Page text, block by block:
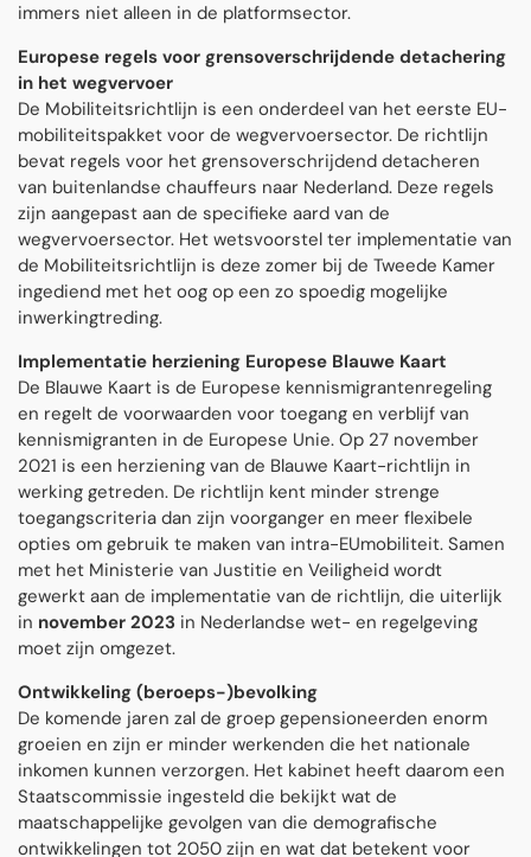
immers niet alleen in de platformsector.
Europese regels voor grensoverschrijdende detachering
in het wegvervoer
De Mobiliteitsrichtlijn is een onderdeel van het eerste EU-
mobiliteitspakket voor de wegvervoersector. De richtlijn
bevat regels voor het grensoverschrijdend detacheren
van buitenlandse chauffeurs naar Nederland. Deze regels
zijn aangepast aan de specifieke aard van de
wegvervoersector. Het wetsvoorstel ter implementatie van
de Mobiliteitsrichtlijn is deze zomer bij de Tweede Kamer
ingediend met het oog op een zo spoedig mogelijke
inwerkingtreding.
Implementatie herziening Europese Blauwe Kaart
De Blauwe Kaart is de Europese kennismigrantenregeling
en regelt de voorwaarden voor toegang en verblijf van
kennismigranten in de Europese Unie. Op 27 november
2021 is een herziening van de Blauwe Kaart-richtlijn in
werking getreden. De richtlijn kent minder strenge
toegangscriteria dan zijn voorganger en meer flexibele
opties om gebruik te maken van intra-EUmobiliteit. Samen
met het Ministerie van Justitie en Veiligheid wordt
gewerkt aan de implementatie van de richtlijn, die uiterlijk
in november 2023 in Nederlandse wet- en regelgeving
moet zijn omgezet.
Ontwikkeling (beroeps-)bevolking
De komende jaren zal de groep gepensioneerden enorm
groeien en zijn er minder werkenden die het nationale
inkomen kunnen verzorgen. Het kabinet heeft daarom een
Staatscommissie ingesteld die bekijkt wat de
maatschappelijke gevolgen van die demografische
ontwikkelingen tot 2050 zijn en wat dat betekent voor